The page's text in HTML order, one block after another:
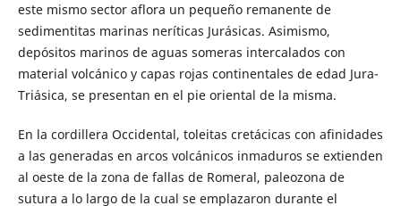
este mismo sector aflora un pequeño remanente de
sedimentitas marinas neríticas Jurásicas. Asimismo,
depósitos marinos de aguas someras intercalados con
material volcánico y capas rojas continentales de edad Jura-
Triásica, se presentan en el pie oriental de la misma.
En la cordillera Occidental, toleitas cretácicas con afinidades
a las generadas en arcos volcánicos inmaduros se extienden
al oeste de la zona de fallas de Romeral, paleozona de
sutura a lo largo de la cual se emplazaron durante el